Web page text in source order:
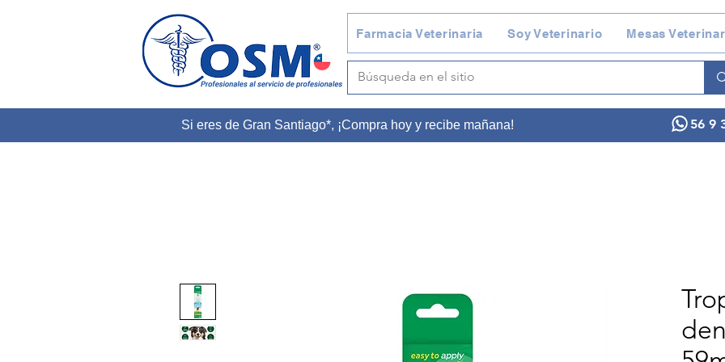
Farmacia Veterinaria Soy Veterinario Mesas
Si eres de Gran Santiago*, ¡Compra hoy y recibe mañana! 56 9